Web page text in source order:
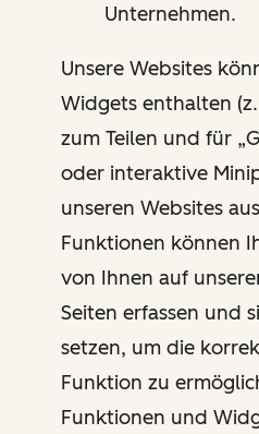
Unternehmen.
Unsere Websites
Widgets enthalten
zum Teilen und für
oder interaktive
unseren Websites
Funktionen können
von Ihnen auf
Seiten erfassen und
setzen, um die
Funktion zu
Funktionen und